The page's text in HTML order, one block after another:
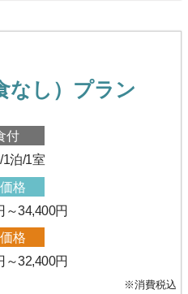
なし）プラン
付
泊/1室
格
～34,400円
格
～32,400円
※消費税込